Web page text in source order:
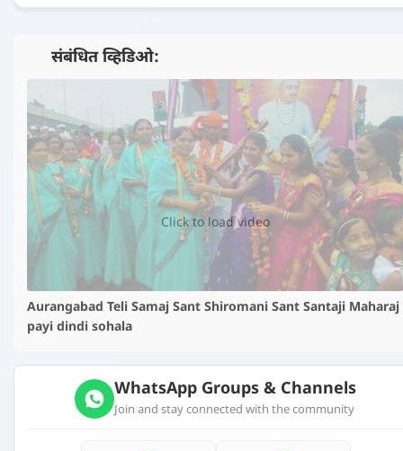
📺 संबंधित व्हिडिओ:
▶️
Click to load video
Aurangabad Teli Samaj Sant Shiromani Sant Santaji Maharaj
payi dindi sohala
WhatsApp Groups & Channels
Join and stay connected with the community